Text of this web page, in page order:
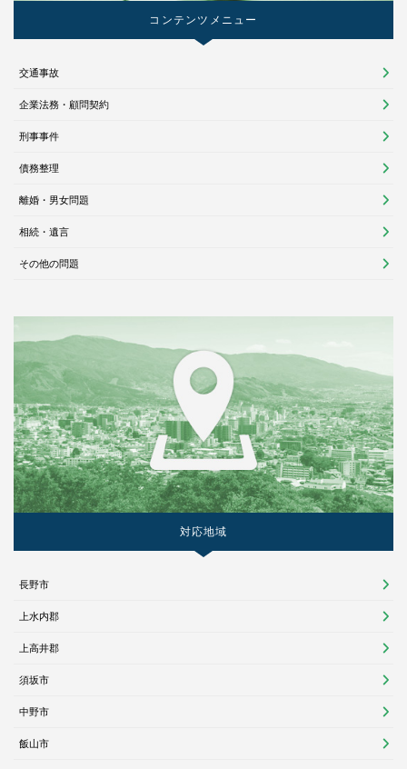
コンテンツメニュー
交通事故
企業法務・顧問契約
刑事事件
債務整理
離婚・男女問題
相続・遺言
その他の問題
対応地域
長野市
上水内郡
上高井郡
須坂市
中野市
飯山市